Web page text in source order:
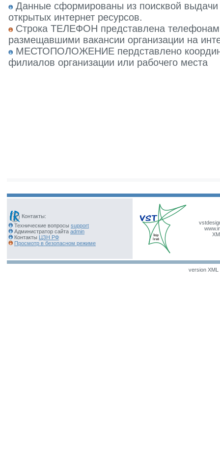
Данные сформированы из поисквой
открытых интернет ресурсов.
Строка ТЕЛЕФОН представлена
размещавшими вакансии организации на
МЕСТОПОЛОЖЕНИЕ пердставлено
филиалов организации или рабочего места
Контакты:
Технические вопросы support
Администратор сайта admin
Контакты ЦЗН РФ
Просмотр в безопасном режиме
version